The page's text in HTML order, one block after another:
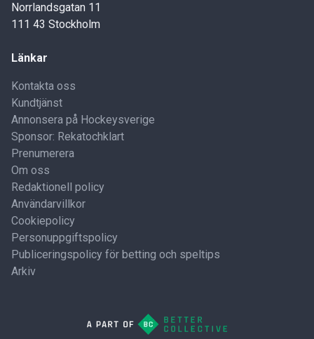
Norrlandsgatan 11
111 43 Stockholm
Länkar
Kontakta oss
Kundtjänst
Annonsera på Hockeysverige
Sponsor: Rekatochklart
Prenumerera
Om oss
Redaktionell policy
Användarvillkor
Cookiepolicy
Personuppgiftspolicy
Publiceringspolicy för betting och speltips
Arkiv